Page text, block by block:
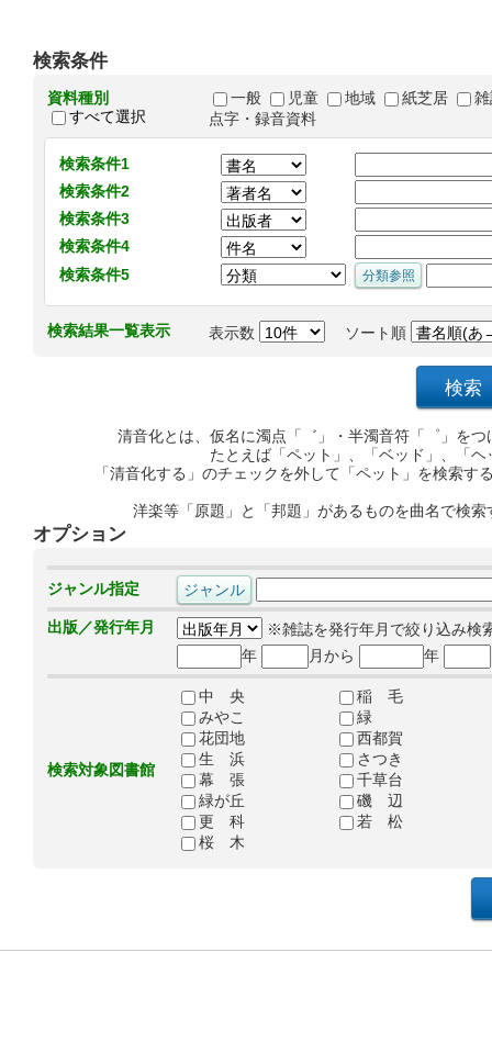
検索条件
資料種別
すべて選択
一般 児童 地域 紙芝居
点字・録音資料
検索条件1
検索条件2
検索条件3
検索条件4
検索条件5
検索結果一覧表示 表示数 ソート順
清音化とは、仮名に濁点「゛」・半濁音符「゜」を
たとえば「ペット」、「ベッド」、「
「清音化する」のチェックを外して「ペット」を検索
洋楽等「原題」と「邦題」があるものを曲名で検
オプション
ジャンル指定
出版／発行年月
※雑誌を発行年月で絞り込み検
年
月から 年
検索対象図書館
中 央
稲 毛
みやこ
緑
花団地
西都賀
生 浜
さつき
幕 張
千草台
緑が丘
磯 辺
更 科
若 松
桜 木